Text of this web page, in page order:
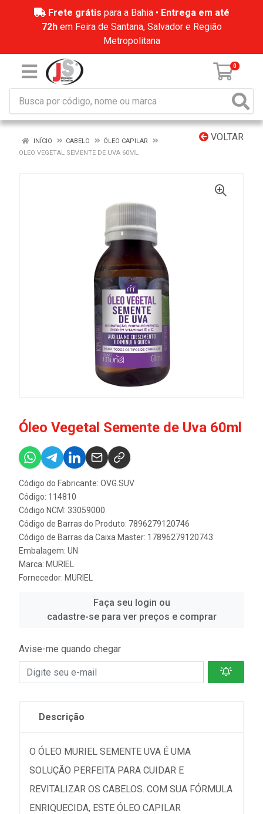
Frete grátis para a Bahia • Entrega em até
72hem Feira de Santana, Salvador e Região
Metropolitana
0
VOLTAR
INÍCIO CABELO
ÓLEO CAPILAR
OLEO VEGETAL SEMENTE DE UVA 60ML
Óleo Vegetal Semente de Uva 60ml
Código do Fabricante: OVG.SUV
Código: 114810
Código NCM: 33059000
Código de Barras do Produto: 7896279120746
Código de Barras da Caixa Master: 17896279120743
Embalagem: UN
Marca: MURIEL
Fornecedor: MURIEL
Faça seu login ou
cadastre-se para ver preços e comprar
Avise-me quando chegar
Descrição
O ÓLEO MURIEL SEMENTE UVA É UMA
SOLUÇÃO PERFEITA PARA CUIDAR E
REVITALIZAR OS CABELOS. COM SUA FÓRMULA
ENRIQUECIDA, ESTE ÓLEO CAPILAR